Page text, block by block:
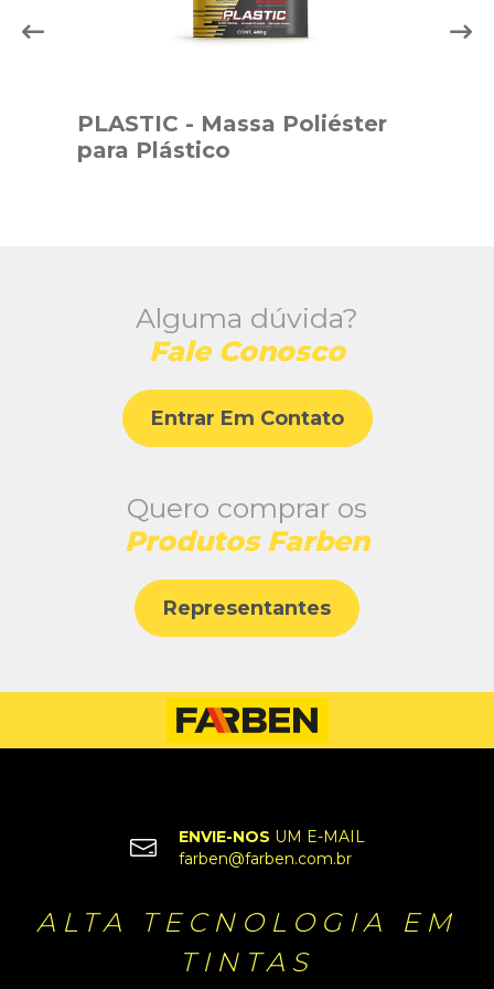
PLASTIC - Massa Poliéster
para Plástico
Alguma dúvida?
Fale Conosco
Entrar Em Contato
Quero comprar os
Produtos Farben
Representantes
ENVIE-NOS UM E-MAIL
farben@farben.com.br
ALTA TECNOLOGIA EM
TINTAS